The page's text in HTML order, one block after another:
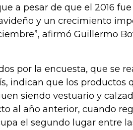
a pesar de que el 2016
y un crecimiento
afirmó Guillermo
por la encuesta, que se
indican que los productos
siendo vestuario y
al año anterior, cuando
el segundo lugar entre